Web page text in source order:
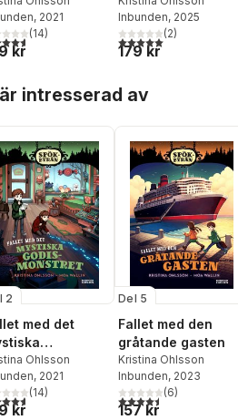
röster:
, 2021
utav 5 stjärnor. Totalt antal röster:
(14)
kr
Inbunden, 2025
5,0utav 5 stjärnor.
(2)
179 kr
intresserad av
röster:
2
med det
Ohlsson
, 2021
utav 5 stjärnor. Totalt antal röster:
(14)
kr
Del 5
Fallet med den
gråtande gasten
Kristina Ohlsson
Inbunden, 2023
4,5utav 5 stjärnor.
(6)
157 kr